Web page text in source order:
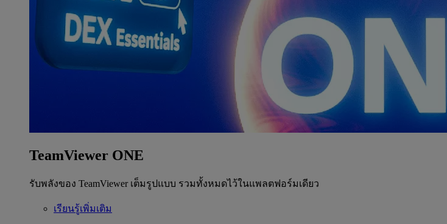
TeamViewer ONE
รับพลังของ TeamViewer เต็มรูปแบบ รวมทั้งหมดไว้ในแพลตฟอร์มเดียว
เรียนรู้เพิ่มเติม